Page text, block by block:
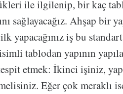
ile ilgilenip, bir kaç
sağlayacağız. Ahşap bir
yapacağınız iş bu
tablodan yapının
etmek: İkinci işiniz,
Eğer çok meraklı